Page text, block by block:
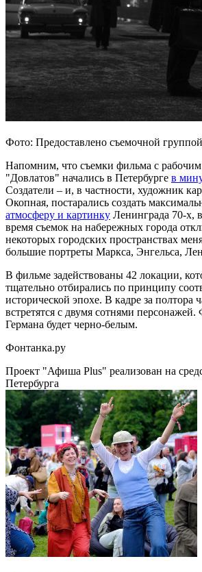
Фото: Предоставлено съемочной группой
Напомним, что съемки фильма с
"Довлатов" начались в Петербурге в
Создатели – и, в частности, художник
Окопная, постарались создать
атмосферу и картинку Ленинграда 70-х,
время съемок на набережных города
некоторых городских пространствах
большие портреты Маркса, Энгельса,
В фильме задействованы 42 локации,
тщательно отбирались по принципу
исторической эпохе. В кадре за полтора
встретятся с двумя сотнями
Германа будет черно-белым.
Фонтанка.ру
Проект "Афиша Plus" реализован на
Петербурга